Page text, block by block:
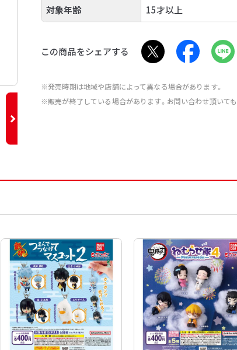
対象年齢 15才以上
この商品をシェアする
※発売時期は地域や店舗によって異なる場合があります。
※販売が終了している場合があります。お問い合わせ頂いて